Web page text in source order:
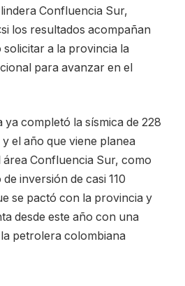
Confluencia Sur,
los resultados acompañan
a la provincia la
para avanzar en el
ya completó la sísmica de 228
el año que viene planea
Confluencia Sur, como
inversión de casi 110
se pactó con la provincia y
desde este año con una
petrolera colombiana